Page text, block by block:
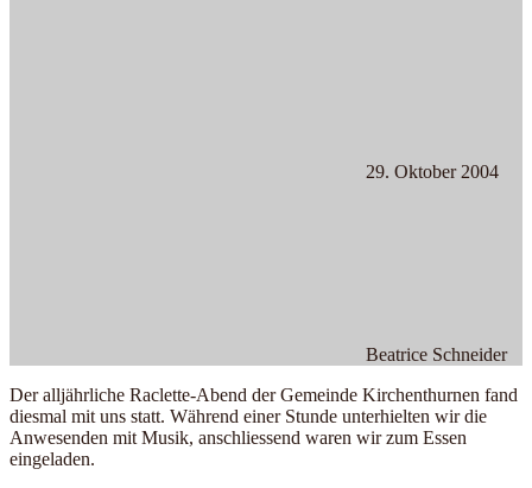
29. Oktober 2004
Beatrice Schneider
Der alljährliche Raclette-Abend der Gemeinde Kirchenthurnen fand
diesmal mit uns statt. Während einer Stunde unterhielten wir die
Anwesenden mit Musik, anschliessend waren wir zum Essen
eingeladen.